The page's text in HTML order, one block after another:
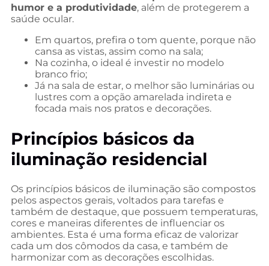
humor e a produtividade, além de protegerem a
saúde ocular.
Em quartos, prefira o tom quente, porque não
cansa as vistas, assim como na sala;
Na cozinha, o ideal é investir no modelo
branco frio;
Já na sala de estar, o melhor são luminárias ou
lustres com a opção amarelada indireta e
focada mais nos pratos e decorações.
Princípios básicos da
iluminação residencial
Os princípios básicos de iluminação são compostos
pelos aspectos gerais, voltados para tarefas e
também de destaque, que possuem temperaturas,
cores e maneiras diferentes de influenciar os
ambientes. Esta é uma forma eficaz de valorizar
cada um dos cômodos da casa, e também de
harmonizar com as decorações escolhidas.